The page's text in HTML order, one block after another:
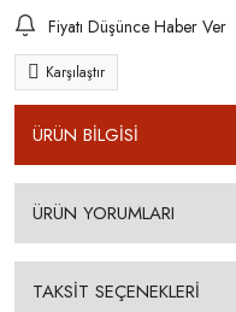
Fiyatı Düşünce Haber Ver
Karşılaştır
ÜRÜN BİLGİSİ
ÜRÜN YORUMLARI
TAKSİT SEÇENEKLERİ